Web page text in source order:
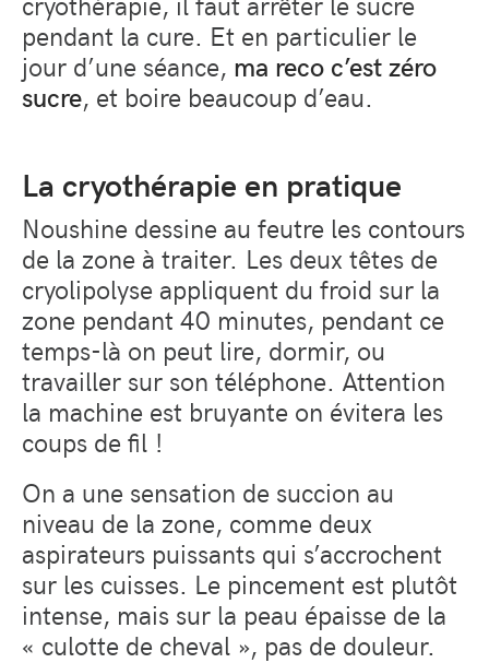
pendant la cure. Et en particulier le
jour d’une séance, ma reco c’est zéro
sucre, et boire beaucoup d’eau.
La cryothérapie en pratique
Noushine dessine au feutre les contours
de la zone à traiter. Les deux têtes de
cryolipolyse appliquent du froid sur la
zone pendant 40 minutes, pendant ce
temps-là on peut lire, dormir, ou
travailler sur son téléphone. Attention
la machine est bruyante on évitera les
coups de fil !
On a une sensation de succion au
niveau de la zone, comme deux
aspirateurs puissants qui s’accrochent
sur les cuisses. Le pincement est plutôt
intense, mais sur la peau épaisse de la
« culotte de cheval », pas de douleur.